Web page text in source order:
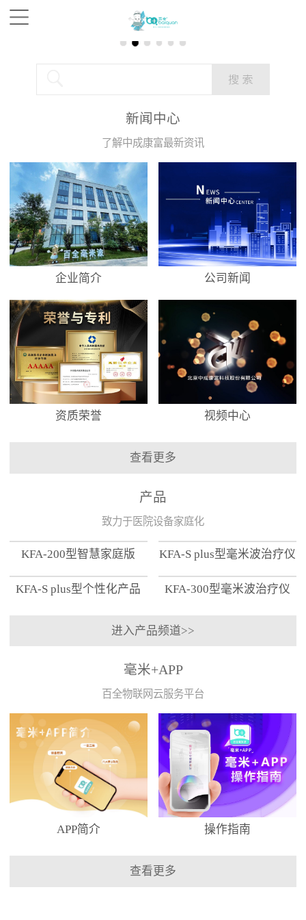
新闻中心
了解中成康富最新资讯
企业简介 公司新闻
资质荣誉 视频中心
查看更多
产品
致力于医院设备家庭化
KFA-200型智慧家庭版 KFA-S plus型毫米波治疗仪
KFA-S plus型个性化产品
KFA-300型毫米波治疗仪
进入产品频道>>
毫米+APP
百全物联网云服务平台
APP简介 操作指南
查看更多